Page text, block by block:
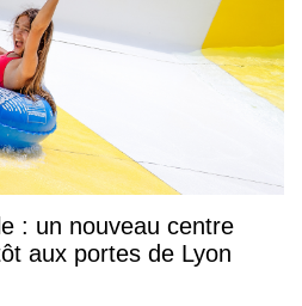
: un nouveau centre
aux portes de Lyon